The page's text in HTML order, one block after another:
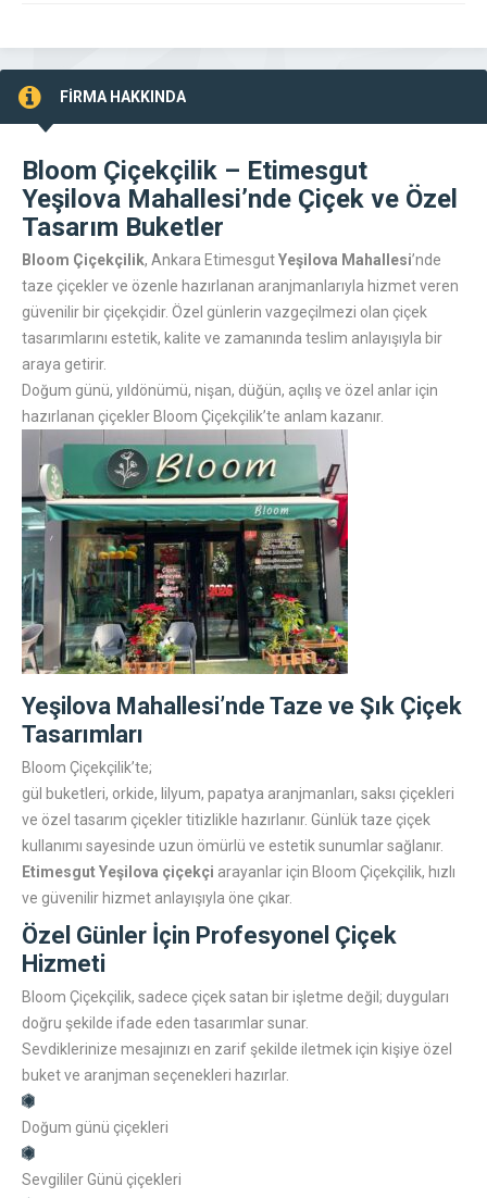
FİRMA HAKKINDA
Bloom Çiçekçilik – Etimesgut
Yeşilova Mahallesi’nde Çiçek ve Özel
Tasarım Buketler
Bloom Çiçekçilik, Ankara EtimesgutYeşilova Mahallesi’nde
taze çiçekler ve özenle hazırlanan aranjmanlarıyla hizmet veren
güvenilir bir çiçekçidir. Özel günlerin vazgeçilmezi olan çiçek
tasarımlarını estetik, kalite ve zamanında teslim anlayışıyla bir
araya getirir.
Doğum günü, yıldönümü, nişan, düğün, açılış ve özel anlar için
hazırlanan çiçekler Bloom Çiçekçilik’te anlam kazanır.
Yeşilova Mahallesi’nde Taze ve Şık Çiçek
Tasarımları
Bloom Çiçekçilik’te;
gül buketleri, orkide, lilyum, papatya aranjmanları, saksı çiçekleri
ve özel tasarım çiçekler titizlikle hazırlanır. Günlük taze çiçek
kullanımı sayesinde uzun ömürlü ve estetik sunumlar sağlanır.
Etimesgut Yeşilova çiçekçi arayanlar için Bloom Çiçekçilik, hızlı
ve güvenilir hizmet anlayışıyla öne çıkar.
Özel Günler İçin Profesyonel Çiçek
Hizmeti
Bloom Çiçekçilik, sadece çiçek satan bir işletme değil; duyguları
doğru şekilde ifade eden tasarımlar sunar.
Sevdiklerinize mesajınızı en zarif şekilde iletmek için kişiye özel
buket ve aranjman seçenekleri hazırlar.
Doğum günü çiçekleri
Sevgililer Günü çiçekleri